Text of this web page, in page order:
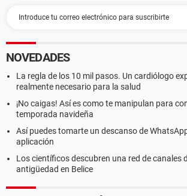
NOVEDADES
La regla de los 10 mil pasos. Un cardiólogo
realmente necesario para la salud
¡No caigas! Así es como te manipulan para
temporada navideña
Así puedes tomarte un descanso de
aplicación
Los científicos descubren una red de canales
antigüedad en Belice